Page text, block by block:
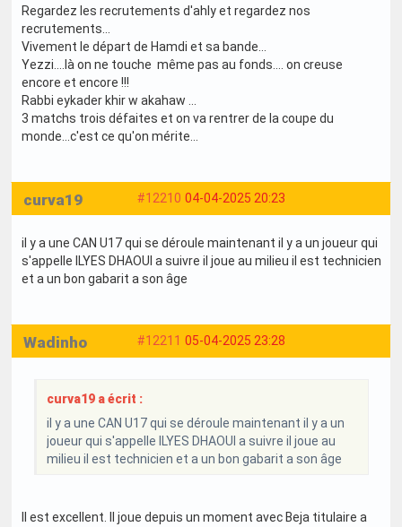
Regardez les recrutements d'ahly et regardez nos
recrutements...
Vivement le départ de Hamdi et sa bande...
Yezzi....là on ne touche même pas au fonds.... on creuse
encore et encore !!!
Rabbi eykader khir w akahaw ...
3 matchs trois défaites et on va rentrer de la coupe du
monde...c'est ce qu'on mérite...
#12210 04-04-2025 20:23
curva19
il y a une CAN U17 qui se déroule maintenant il y a un joueur qui
s'appelle ILYES DHAOUI a suivre il joue au milieu il est technicien
et a un bon gabarit a son âge
#12211 05-04-2025 23:28
Wadinho
curva19 a écrit :
il y a une CAN U17 qui se déroule maintenant il y a un
joueur qui s'appelle ILYES DHAOUI a suivre il joue au
milieu il est technicien et a un bon gabarit a son âge
Il est excellent. Il joue depuis un moment avec Beja titulaire a